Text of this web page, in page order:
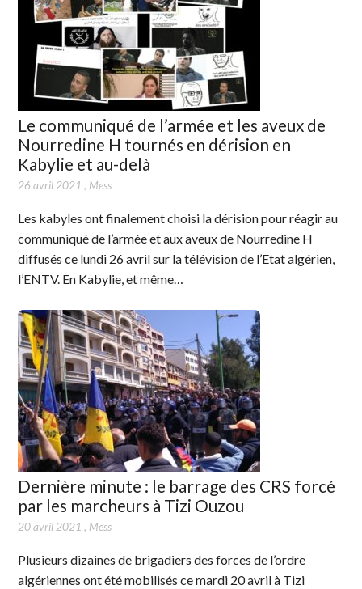
Le communiqué de l’armée et les aveux de
Nourredine H tournés en dérision en
Kabylie et au-delà
26 avril 2021 , Mess
Les kabyles ont finalement choisi la dérision pour réagir au
communiqué de l’armée et aux aveux de Nourredine H
diffusés ce lundi 26 avril sur la télévision de l’Etat algérien,
l’ENTV. En Kabylie, et même…
Dernière minute : le barrage des CRS forcé
par les marcheurs à Tizi Ouzou
20 avril 2021 , Mess
Plusieurs dizaines de brigadiers des forces de l’ordre
algériennes ont été mobilisés ce mardi 20 avril à Tizi